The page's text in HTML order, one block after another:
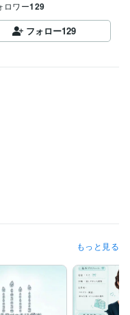
ロワー129
フォロー129
もっと見る